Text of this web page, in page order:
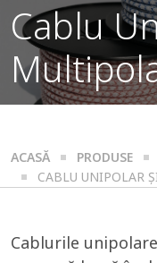
Cablu
ACASĂ PRODUSE
CABLU UNIPOLAR
Cablurile